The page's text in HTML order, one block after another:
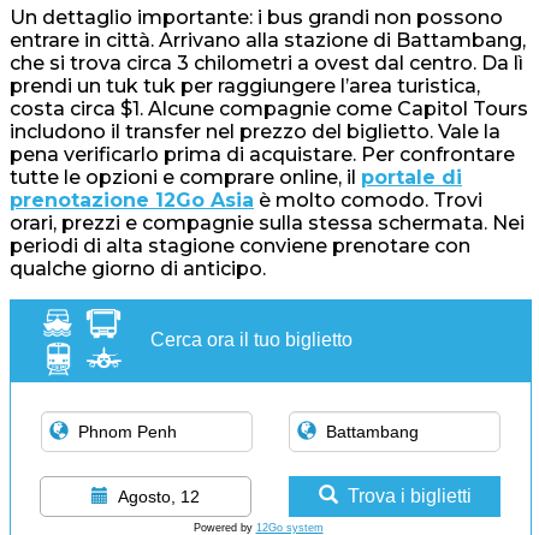
Un dettaglio importante: i bus grandi non possono
entrare in città. Arrivano alla stazione di Battambang,
che si trova circa 3 chilometri a ovest dal centro. Da lì
prendi un tuk tuk per raggiungere l’area turistica,
costa circa $1. Alcune compagnie come Capitol Tours
includono il transfer nel prezzo del biglietto. Vale la
pena verificarlo prima di acquistare. Per confrontare
tutte le opzioni e comprare online, il portale di
prenotazione 12Go Asia è molto comodo. Trovi
orari, prezzi e compagnie sulla stessa schermata. Nei
periodi di alta stagione conviene prenotare con
qualche giorno di anticipo.
Cerca ora il tuo biglietto
Agosto, 12 Trova i biglietti
Powered by 12Go system